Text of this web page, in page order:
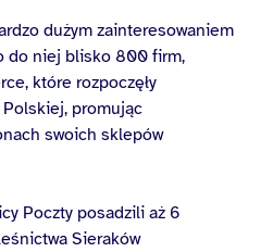
dużym zainteresowaniem
do niej blisko 800 firm,
które rozpoczęły
Polskiej, promując
swoich sklepów
Poczty posadzili aż 6
Sieraków